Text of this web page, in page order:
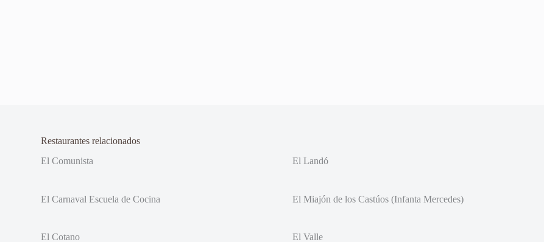
Restaurantes relacionados
El Comunista
El Landó
El Carnaval Escuela de Cocina El Miajón de los Castúos (Infanta Mercedes)
El Cotano El Valle